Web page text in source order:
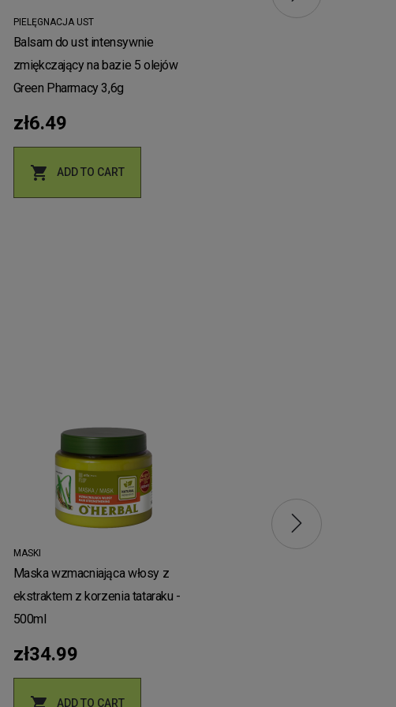
PIELĘGNACJA UST
Balsam do ust intensywnie
zmiękczający na bazie 5 olejów
Green Pharmacy 3,6g
zł6.49
 ADD TO CART
MASKI
Maska wzmacniająca włosy z
ekstraktem z korzenia tataraku -
500ml
zł34.99
ADD TO CART